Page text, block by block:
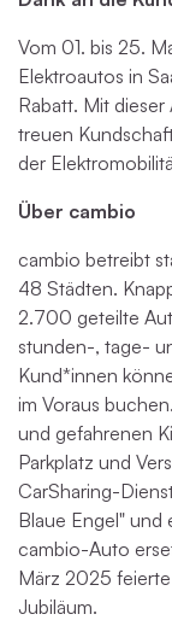
Vom 01. bis 25.
Elektroautos in
Rabatt. Mit
treuen
der
Über cambio
cambio betreibt
48 Städten.
2.700 geteilte
stunden-, tage-
Kund*innen
im Voraus
und gefahrenen
Parkplatz und
CarSharing-
Blaue Engel" und
cambio-Auto
März 2025
Jubiläum.